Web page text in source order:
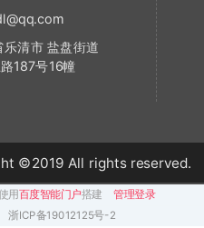
©2019 All rights reserved.
清市 盐盘街道
187号16幢
用百度智能门户搭建
管理登录
浙ICP备19012125号-2